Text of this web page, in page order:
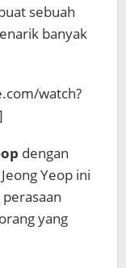
sebuah
banyak
watch?
dengan
Yeop ini
yang